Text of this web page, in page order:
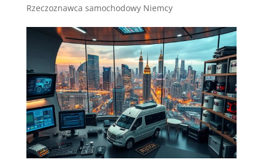
Rzeczoznawca samochodowy Niemcy